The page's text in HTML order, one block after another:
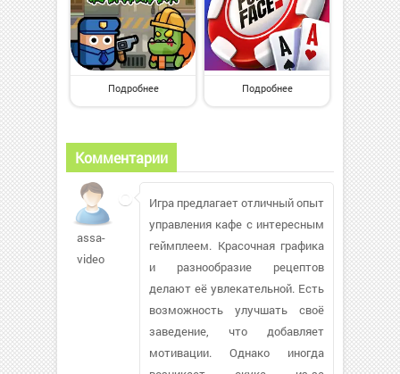
Подробнее Подробнее
Комментарии
assa-
video
Игра предлагает отличный опыт
управления кафе с интересным
геймплеем. Красочная графика
и разнообразие рецептов
делают её увлекательной. Есть
возможность улучшать своё
заведение, что добавляет
мотивации. Однако иногда